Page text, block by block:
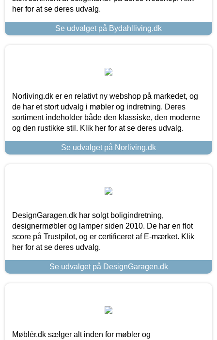
her for at se deres udvalg.
Se udvalget på Bydahlliving.dk
Norliving.dk er en relativt ny webshop på markedet, og
de har et stort udvalg i møbler og indretning. Deres
sortiment indeholder både den klassiske, den moderne
og den rustikke stil. Klik her for at se deres udvalg.
Se udvalget på Norliving.dk
DesignGaragen.dk har solgt boligindretning,
designermøbler og lamper siden 2010. De har en flot
score på Trustpilot, og er certificeret af E-mærket. Klik
her for at se deres udvalg.
Se udvalget på DesignGaragen.dk
Møblér.dk sælger alt inden for møbler og